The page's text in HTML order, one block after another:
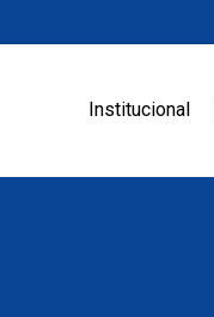
Institucional